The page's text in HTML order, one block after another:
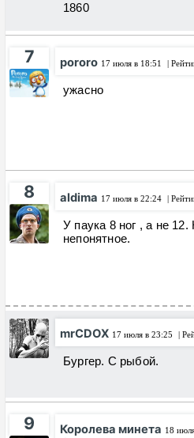
1860
7 pororo 17 июля в 18:51 |
ужасно
8 aldima 17 июля в 22:24 |
У паука 8 ног , а не
непонятное.
mrCDOX 17 июля в 23:25 |
Бургер. С рыбой.
9 Королева минета 18